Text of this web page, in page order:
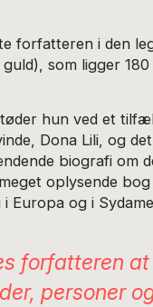
forfatteren i den
som ligger
hun ved et
Dona Lili, og
biografi om
oplysende
Europa og i
forfatteren
personer